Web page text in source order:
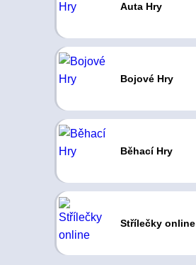
Auta Hry
Bojové Hry
Běhací Hry
Střílečky online